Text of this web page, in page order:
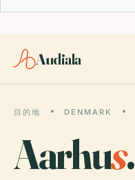
Audiala
目的地 DENMARK
Aarhus.